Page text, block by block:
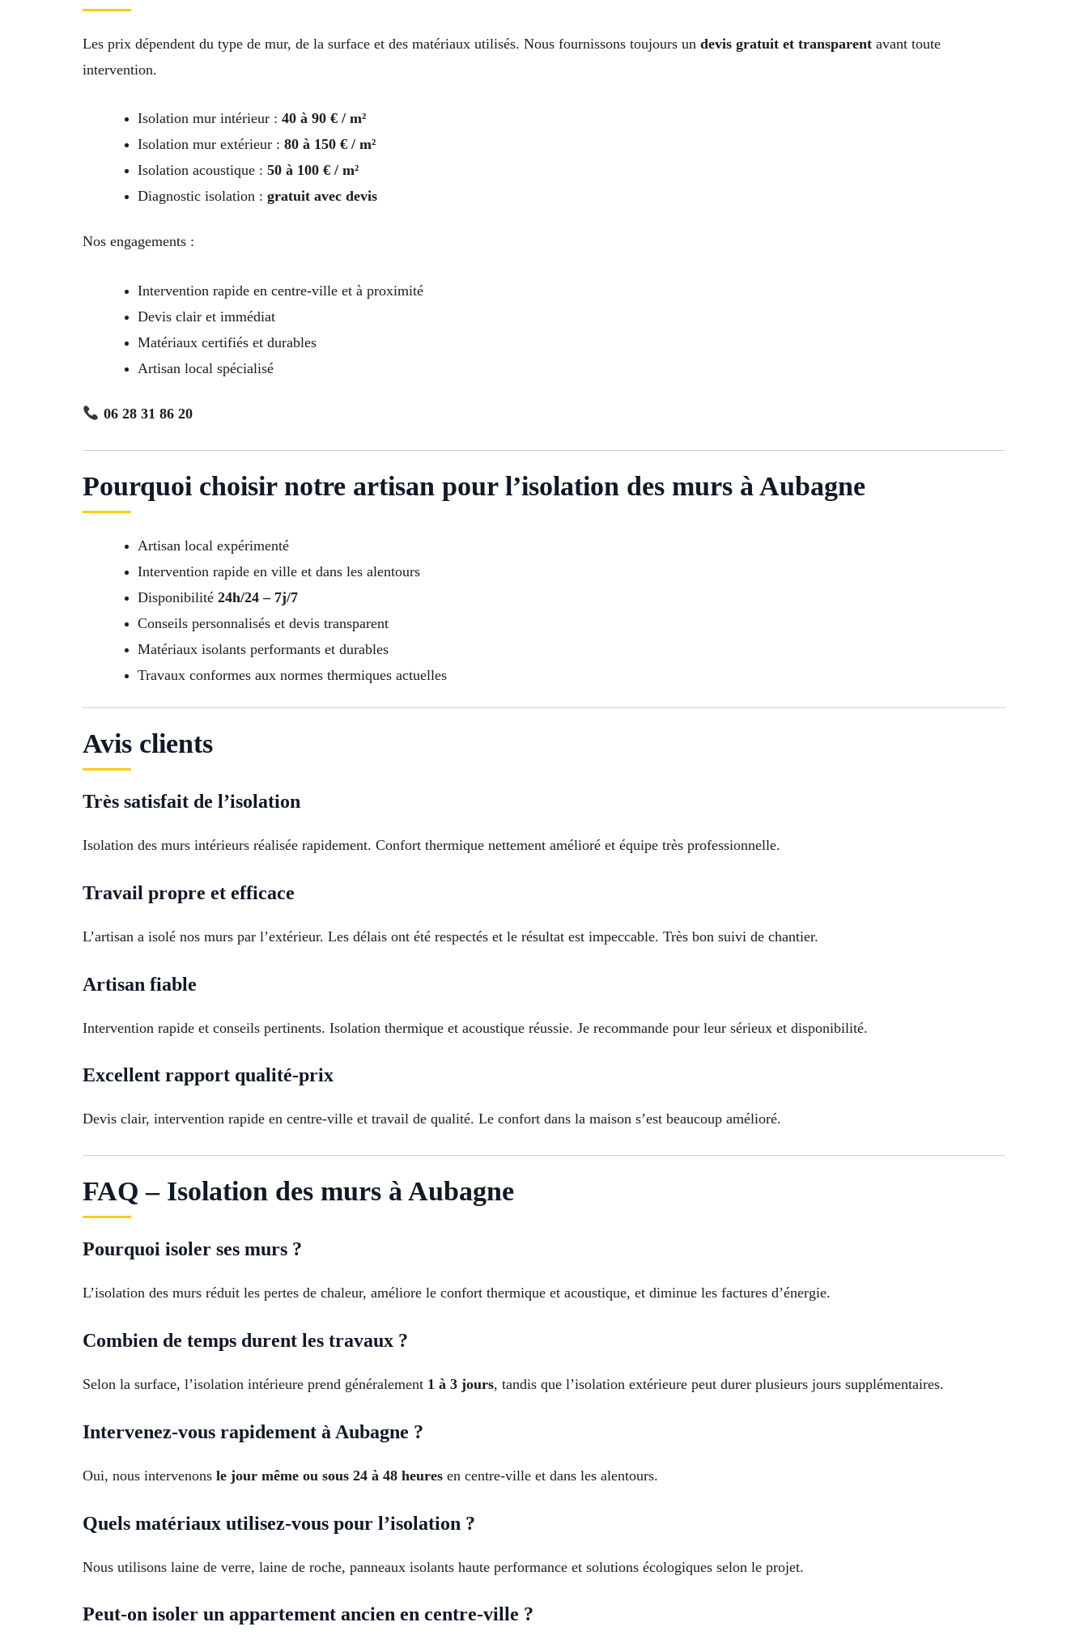
Les prix dépendent du type de mur, de la surface et des matériaux utilisés. Nous fournissons toujours un devis gratuit et transparent avant toute
intervention.
Isolation mur intérieur : 40 à 90 € / m²
Isolation mur extérieur : 80 à 150 € / m²
Isolation acoustique : 50 à 100 € / m²
Diagnostic isolation : gratuit avec devis
Nos engagements :
Intervention rapide en centre-ville et à proximité
Devis clair et immédiat
Matériaux certifiés et durables
Artisan local spécialisé
06 28 31 86 20
Pourquoi choisir notre artisan pour l’isolation des murs à Aubagne
Artisan local expérimenté
Intervention rapide en ville et dans les alentours
Disponibilité 24h/24 – 7j/7
Conseils personnalisés et devis transparent
Matériaux isolants performants et durables
Travaux conformes aux normes thermiques actuelles
Avis clients
Très satisfait de l’isolation
Isolation des murs intérieurs réalisée rapidement. Confort thermique nettement amélioré et équipe très professionnelle.
Travail propre et efficace
L’artisan a isolé nos murs par l’extérieur. Les délais ont été respectés et le résultat est impeccable. Très bon suivi de chantier.
Artisan fiable
Intervention rapide et conseils pertinents. Isolation thermique et acoustique réussie. Je recommande pour leur sérieux et disponibilité.
Excellent rapport qualité-prix
Devis clair, intervention rapide en centre-ville et travail de qualité. Le confort dans la maison s’est beaucoup amélioré.
FAQ – Isolation des murs à Aubagne
Pourquoi isoler ses murs ?
L’isolation des murs réduit les pertes de chaleur, améliore le confort thermique et acoustique, et diminue les factures d’énergie.
Combien de temps durent les travaux ?
Selon la surface, l’isolation intérieure prend généralement 1 à 3 jours, tandis que l’isolation extérieure peut durer plusieurs jours supplémentaires.
Intervenez-vous rapidement à Aubagne ?
Oui, nous intervenons le jour même ou sous 24 à 48 heures en centre-ville et dans les alentours.
Quels matériaux utilisez-vous pour l’isolation ?
Nous utilisons laine de verre, laine de roche, panneaux isolants haute performance et solutions écologiques selon le projet.
Peut-on isoler un appartement ancien en centre-ville ?